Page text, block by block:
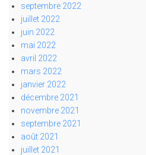
septembre 2022
juillet 2022
juin 2022
mai 2022
avril 2022
mars 2022
janvier 2022
décembre 2021
novembre 2021
septembre 2021
août 2021
juillet 2021